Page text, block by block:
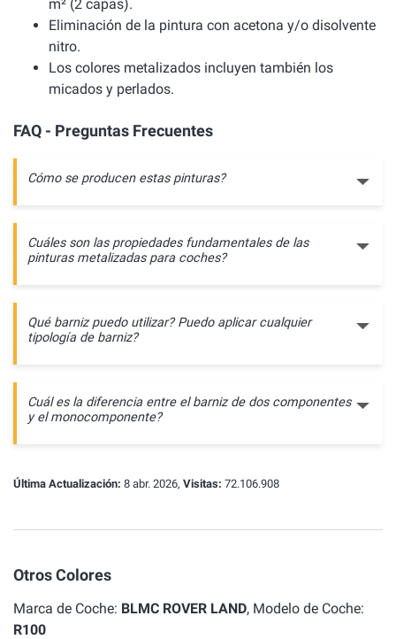
m² (2 capas).
Eliminación de la pintura con acetona y/o disolvente
nitro.
Los colores metalizados incluyen también los
micados y perlados.
FAQ - Preguntas Frecuentes
Cómo se producen estas pinturas?
Cuáles son las propiedades fundamentales de las
pinturas metalizadas para coches?
Qué barniz puedo utilizar? Puedo aplicar cualquier
tipología de barniz?
Cuál es la diferencia entre el barniz de dos componentes
y el monocomponente?
Última Actualización: 8 abr. 2026, Visitas: 72.106.908
Otros Colores
Marca de Coche: BLMC ROVER LAND, Modelo de Coche:
R100